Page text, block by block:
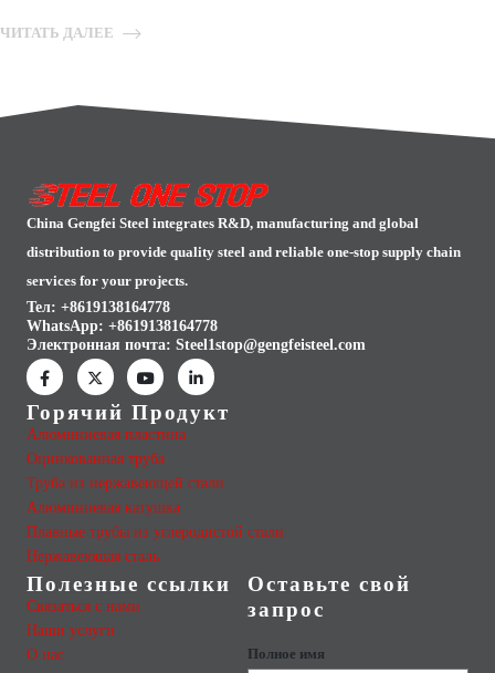
ЧИТАТЬ ДАЛЕЕ
China Gengfei Steel integrates R&D, manufacturing and global
distribution to provide quality steel and reliable one-stop supply chain
services for your projects.
Тел: +8619138164778
WhatsApp: +8619138164778
Электронная почта: Steel1stop@gengfeisteel.com
Горячий Продукт
Алюминиевая пластина
Оцинкованная труба
Труба из нержавеющей стали
Алюминиевая катушка
Плавные трубы из углеродистой стали
Нержавеющая сталь
Полезные ссылки
Связаться с нами
Наши услуги
О нас
Оставьте свой
запрос
Полное имя